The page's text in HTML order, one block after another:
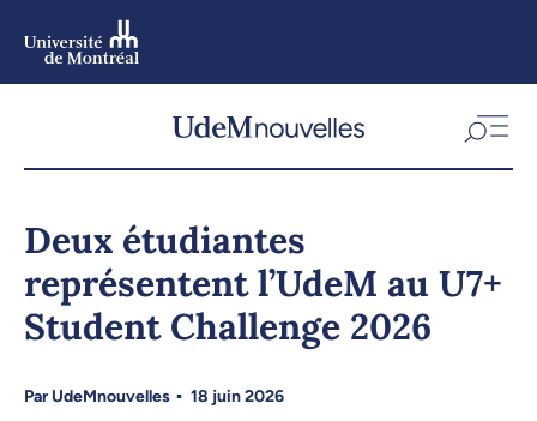
Deux étudiantes
représentent l’UdeM au U7+
Student Challenge 2026
ParUdeMnouvelles 18 juin 2026